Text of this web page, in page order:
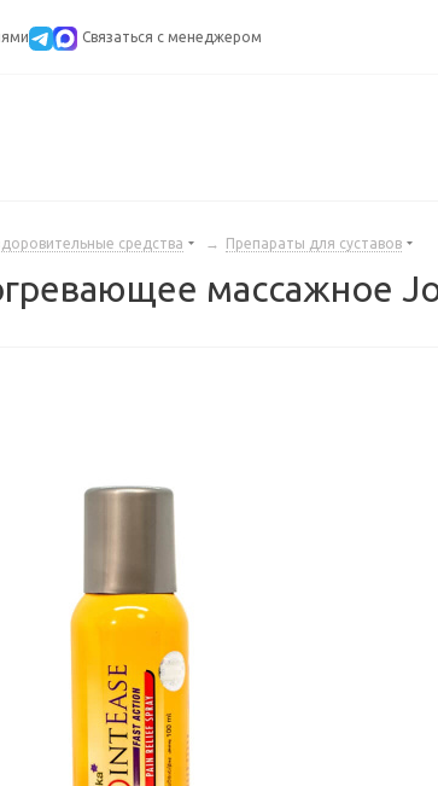
Cвязаться с менеджером
средства → Препараты для суставов
массажное